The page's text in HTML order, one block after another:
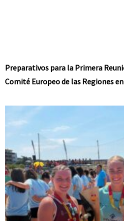
Preparativos para la Primera
Comité Europeo de las Regiones